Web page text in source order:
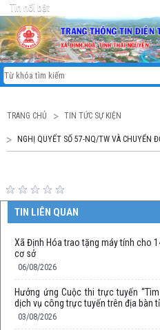
Tin nổi bật
TRANG CHỦ TIN TỨC SỰ KIỆN
NGHỊ QUYẾT SỐ 57-NQ/TW VÀ CHUYỂN
TIN LIÊN QUAN
Xã Định Hóa trao tặng máy tính cho
cơ sở
06/08/2026
Hưởng ứng Cuộc thi trực tuyến
dịch vụ công trực tuyến trên địa bàn
03/08/2026